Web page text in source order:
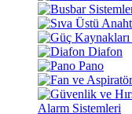
Diafon
Pano
Alarm Sistemleri